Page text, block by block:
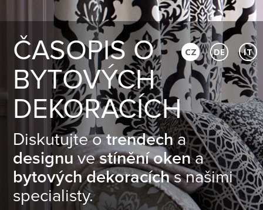
ČASOPIS O
BYTOVÝCH
DEKORACÍCH
Diskutujte otrendecha
designuvestínění okena
bytových dekoracíchs našimi
specialisty.
CZ DE IT